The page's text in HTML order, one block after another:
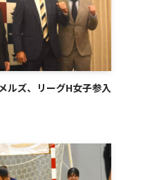
ルズ、リーグH女子参入